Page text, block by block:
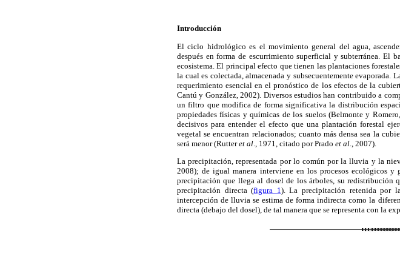
Introducción
El ciclo hidrológico es el movimiento general del agua,
después en forma de escurrimiento superficial y subterránea. El
ecosistema. El principal efecto que tienen las plantaciones
la cual es colectada, almacenada y subsecuentemente
requerimiento esencial en el pronóstico de los efectos de la
Cantú y González, 2002). Diversos estudios han contribuido a
un filtro que modifica de forma significativa la distribución
propiedades físicas y químicas de los suelos (Belmonte y
decisivos para entender el efecto que una plantación forestal
vegetal se encuentran relacionados; cuanto más densa sea la
será menor (Rutteret al ., 1971, citado por Prado et al ., 2007).
La precipitación, representada por lo común por la lluvia y la
2008); de igual manera interviene en los procesos ecológicos
precipitación que llega al dosel de los árboles, su redistribución
precipitación directa (figura 1 ). La precipitación retenida por
intercepción de lluvia se estima de forma indirecta como la
directa (debajo del dosel), de tal manera que se representa con la